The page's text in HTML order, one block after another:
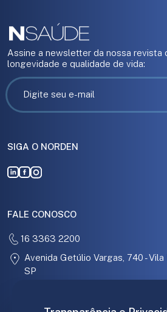
Assine a newsletter da nossa revista
longevidade e qualidade de vida:
SIGA O NORDEN
FALE CONOSCO
16 3363 2200
Avenida Getúlio Vargas, 740 -
SP